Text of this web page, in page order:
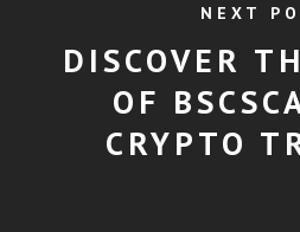
NEXT
DISCOVER
OF
CRYPTO